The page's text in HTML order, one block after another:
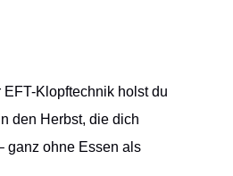
EFT-Klopftechnik holst du
den Herbst, die dich
ganz ohne Essen als